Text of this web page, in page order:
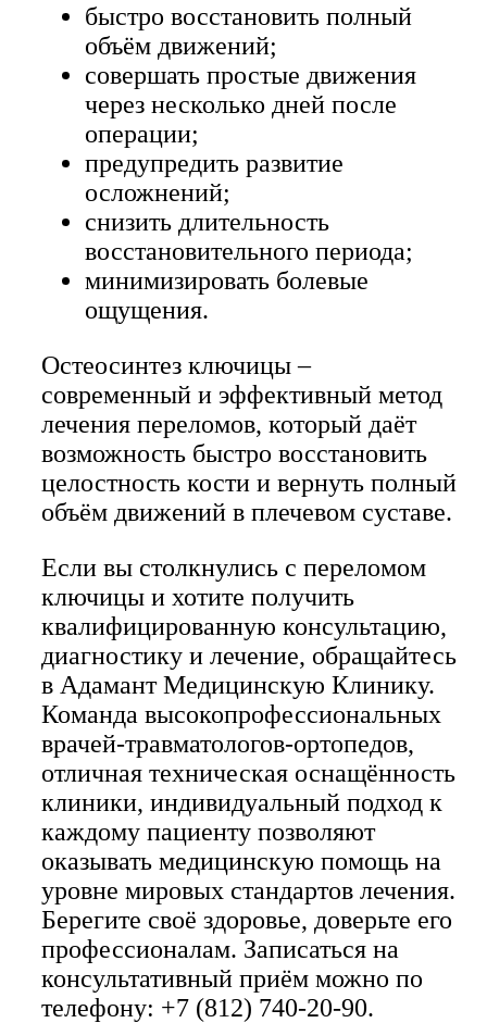
быстро восстановить полный
объём движений;
совершать простые движения
через несколько дней после
операции;
предупредить развитие
осложнений;
снизить длительность
восстановительного периода;
минимизировать болевые
ощущения.
Остеосинтез ключицы –
современный и эффективный метод
лечения переломов, который даёт
возможность быстро восстановить
целостность кости и вернуть полный
объём движений в плечевом суставе.
Если вы столкнулись с переломом
ключицы и хотите получить
квалифицированную консультацию,
диагностику и лечение, обращайтесь
в Адамант Медицинскую Клинику.
Команда высокопрофессиональных
врачей-травматологов-ортопедов,
отличная техническая оснащённость
клиники, индивидуальный подход к
каждому пациенту позволяют
оказывать медицинскую помощь на
уровне мировых стандартов лечения.
Берегите своё здоровье, доверьте его
профессионалам. Записаться на
консультативный приём можно по
телефону: +7 (812) 740-20-90.